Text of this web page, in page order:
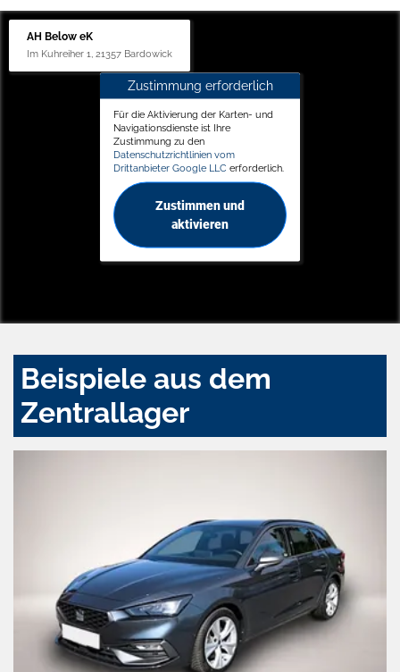
AH Below eK
Im Kuhreiher 1, 21357 Bardowick
Zustimmung erforderlich
Für die Aktivierung der Karten- und
Navigationsdienste ist Ihre
Zustimmung zu den
Datenschutzrichtlinien vom
Drittanbieter Google LLC erforderlich.
Zustimmen und
aktivieren
Beispiele aus dem
Zentrallager